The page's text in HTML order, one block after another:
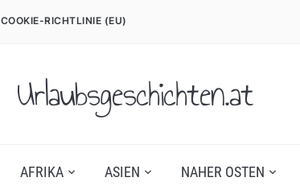
COOKIE-RICHTLINIE (EU)
Urlaubsgeschichten.at
AFRIKA ASIEN NAHER OSTEN